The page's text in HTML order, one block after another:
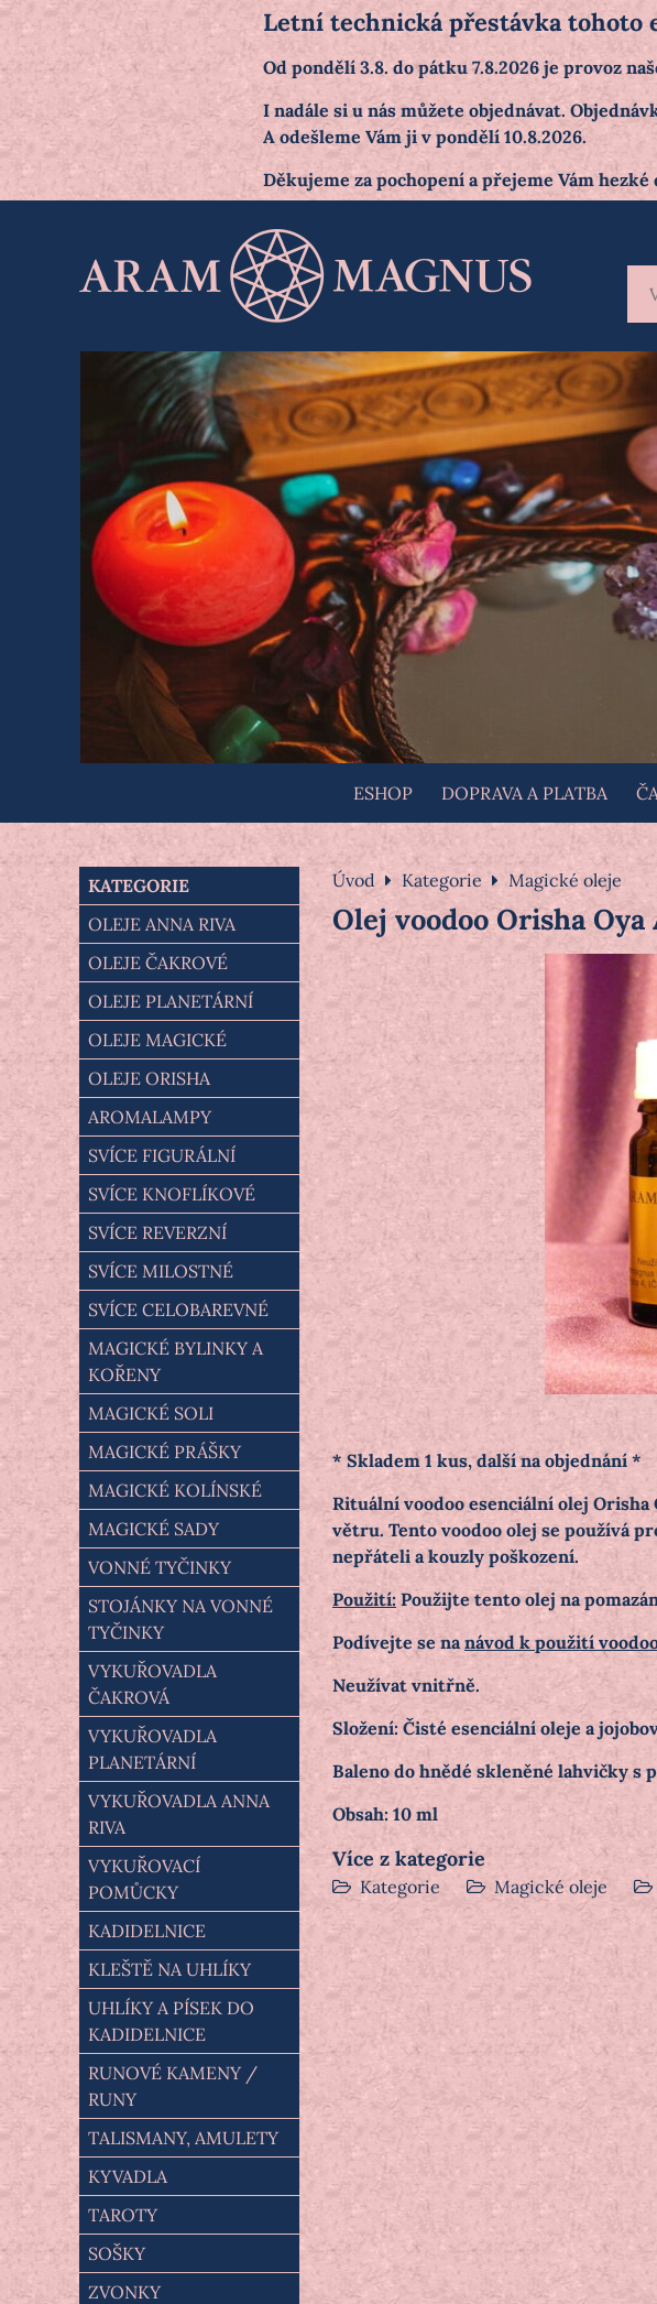
Letní technická přestávka tohoto
Od pondělí 3.8. do pátku 7.8.2026 je provoz
I nadále si u nás můžete objednávat.
A odešleme Vám ji v pondělí 10.8.2026.
Děkujeme za pochopení a přejeme Vám hezké
ESHOP DOPRAVA A PLATBA
Úvod Kategorie Magické oleje
Olej voodoo Orisha
* Skladem 1 kus, další na objednání *
Rituální voodoo esenciální olej
větru. Tento voodoo olej se používá
nepřáteli a kouzly poškození.
Použití: Použijte tento olej na
Podívejte se nanávod k použití
Neužívat vnitřně.
Složení: Čisté esenciální oleje a
Baleno do hnědé skleněné lahvičky s
Obsah: 10 ml
Více z kategorie
Kategorie Magické oleje
KATEGORIE
OLEJE ANNA RIVA
OLEJE ČAKROVÉ
OLEJE PLANETÁRNÍ
OLEJE MAGICKÉ
OLEJE ORISHA
AROMALAMPY
SVÍCE FIGURÁLNÍ
SVÍCE KNOFLÍKOVÉ
SVÍCE REVERZNÍ
SVÍCE MILOSTNÉ
SVÍCE CELOBAREVNÉ
MAGICKÉ BYLINKY A
KOŘENY
MAGICKÉ SOLI
MAGICKÉ PRÁŠKY
MAGICKÉ KOLÍNSKÉ
MAGICKÉ SADY
VONNÉ TYČINKY
STOJÁNKY NA VONNÉ
TYČINKY
VYKUŘOVADLA
ČAKROVÁ
VYKUŘOVADLA
PLANETÁRNÍ
VYKUŘOVADLA ANNA
RIVA
VYKUŘOVACÍ
POMŮCKY
KADIDELNICE
KLEŠTĚ NA UHLÍKY
UHLÍKY A PÍSEK DO
KADIDELNICE
RUNOVÉ KAMENY /
RUNY
TALISMANY, AMULETY
KYVADLA
TAROTY
SOŠKY
ZVONKY